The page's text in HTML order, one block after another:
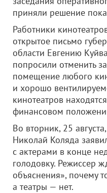
приняли решение
Работники
открытое письмо
области Евгению
попросили отменить
помещение любого
и хорошо
кинотеатров
финансовом
Во вторник, 25
Николай Коляда
с актерами в конце
голодовку. Режиссер
объяснения», почему
а театры — нет.